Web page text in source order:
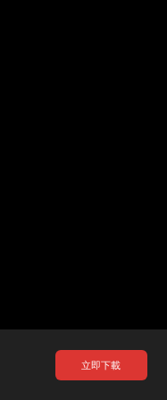
立即下載